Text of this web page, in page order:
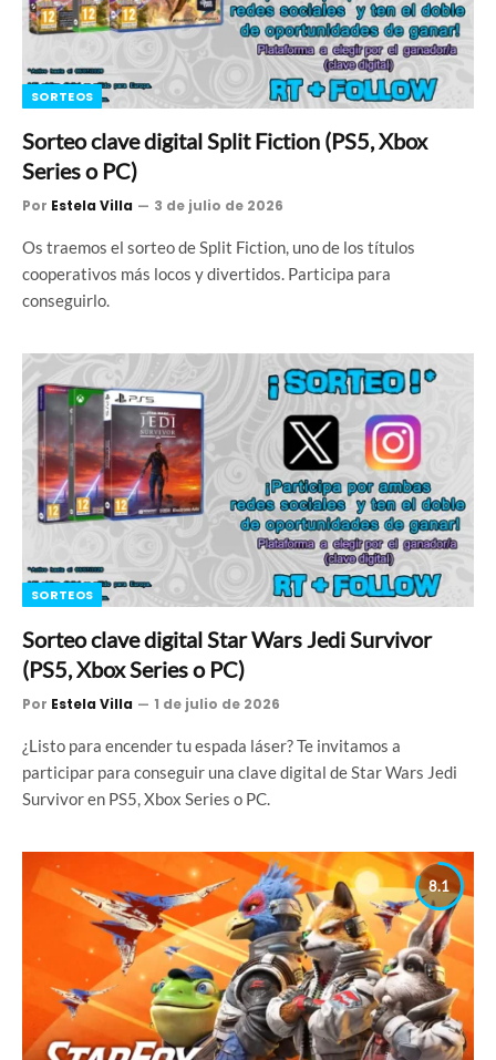
SORTEOS
Sorteo clave digital Split Fiction (PS5, Xbox
Series o PC)
Por Estela Villa 3 de julio de 2026
Os traemos el sorteo de Split Fiction, uno de los títulos
cooperativos más locos y divertidos. Participa para
conseguirlo.
SORTEOS
Sorteo clave digital Star Wars Jedi Survivor
(PS5, Xbox Series o PC)
Por Estela Villa 1 de julio de 2026
¿Listo para encender tu espada láser? Te invitamos a
participar para conseguir una clave digital de Star Wars Jedi
Survivor en PS5, Xbox Series o PC.
8.1